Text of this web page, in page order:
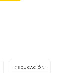
EDUCACIÓN